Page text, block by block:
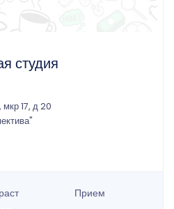
студия
мкр 17, д 20
Прием